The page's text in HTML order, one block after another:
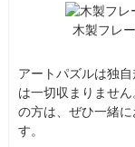
木製フレ
アートパズルは独
は一切収まりませ
の方は、ぜひ一緒
す。